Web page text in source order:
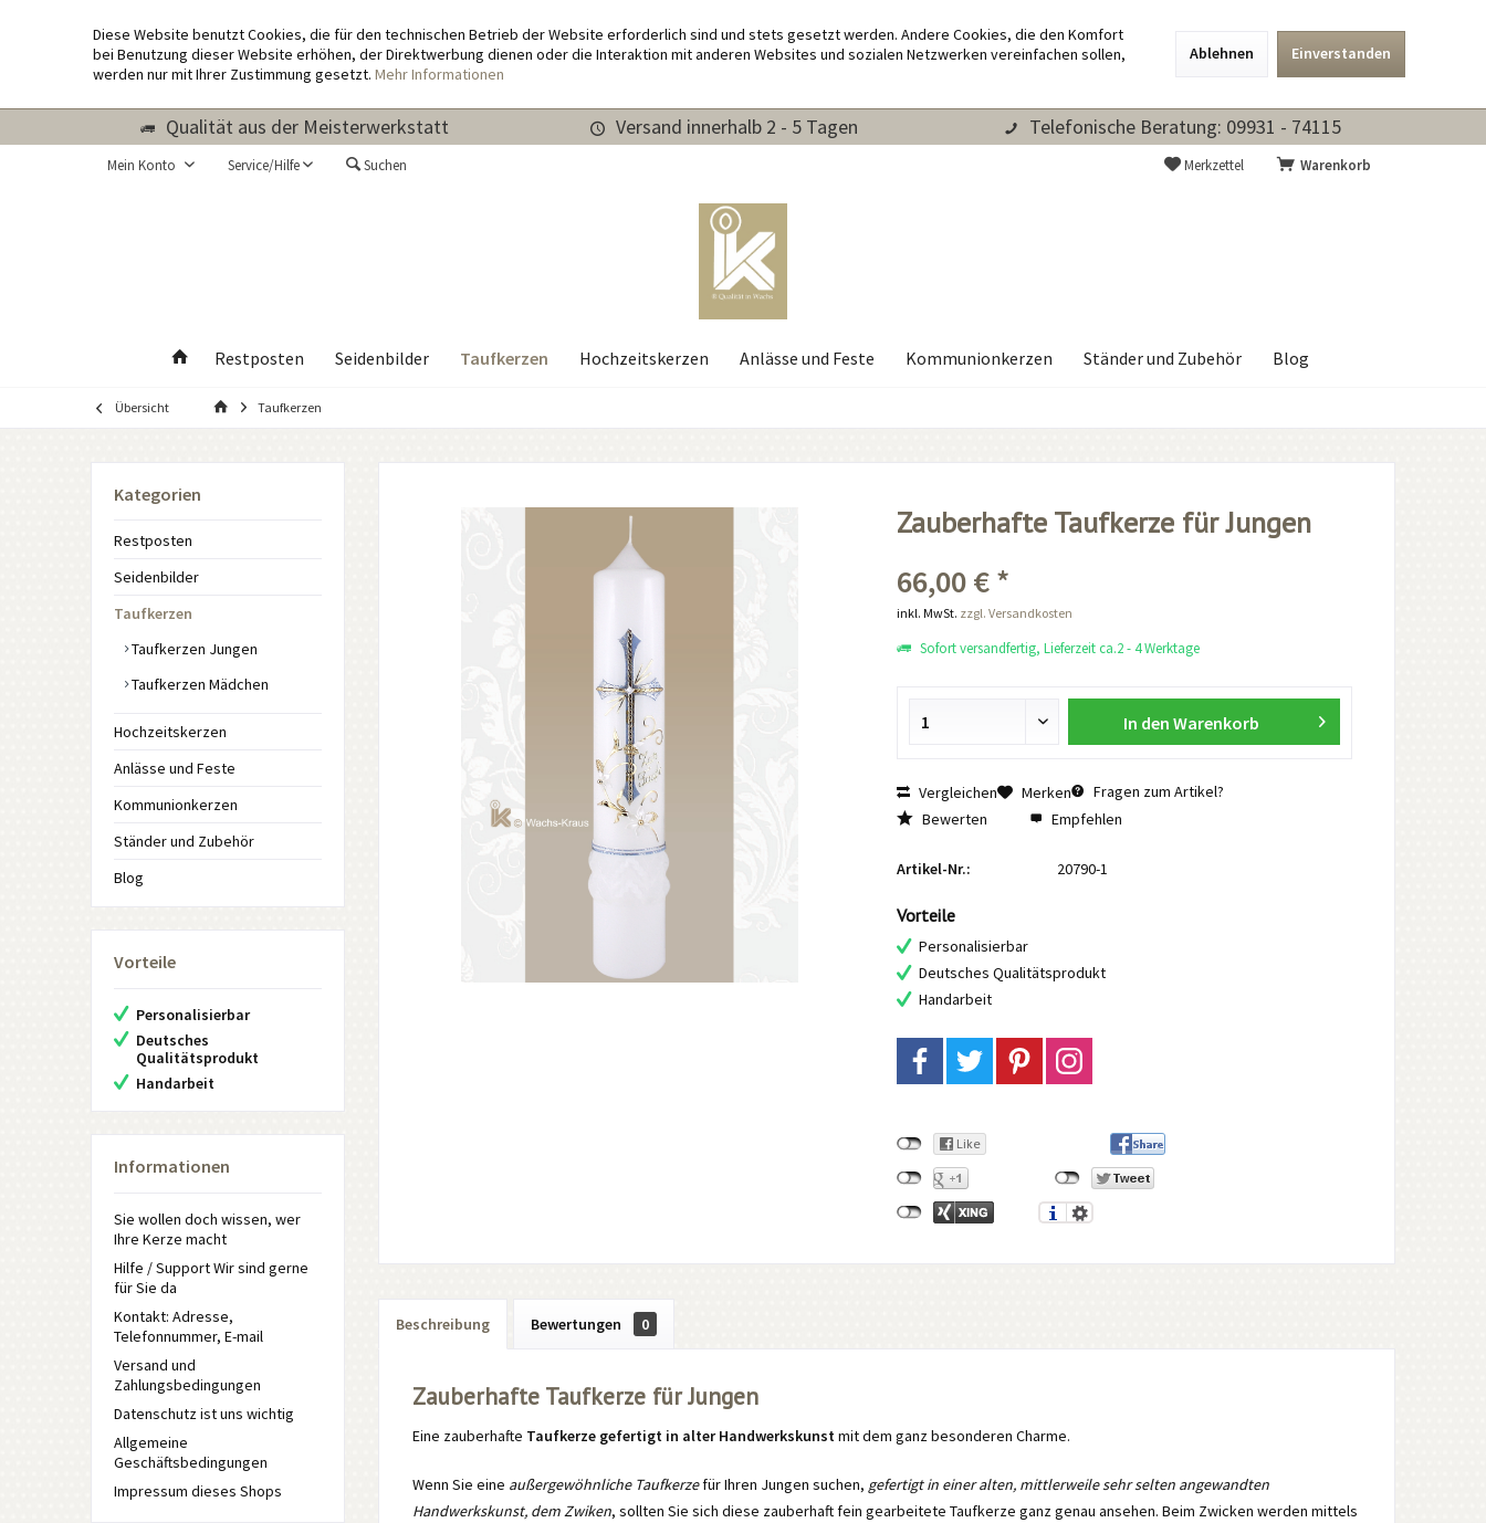
Diese Website benutzt Cookies, die für den technischen Betrieb der Website erforderlich sind und stets gesetzt werden. Andere Cookies, die den Komfort
bei Benutzung dieser Website erhöhen, der Direktwerbung dienen oder die Interaktion mit anderen Websites und sozialen Netzwerken vereinfachen sollen,
werden nur mit Ihrer Zustimmung gesetzt. Mehr Informationen
Ablehnen Einverstanden
Qualität aus der Meisterwerkstatt Versand innerhalb 2 - 5 Tagen Telefonische Beratung: 09931 - 74115
Warenkorb
Merkzettel
Mein Konto Service/Hilfe Suchen
Restposten Seidenbilder Taufkerzen Hochzeitskerzen Anlässe und Feste Kommunionkerzen Ständer und Zubehör Blog
Übersicht Taufkerzen
Kategorien
Restposten
Seidenbilder
Taufkerzen
Taufkerzen Jungen
Taufkerzen Mädchen
Hochzeitskerzen
Anlässe und Feste
Kommunionkerzen
Ständer und Zubehör
Blog
Vorteile
Personalisierbar
Deutsches
Qualitätsprodukt
Handarbeit
Informationen
Sie wollen doch wissen, wer
Ihre Kerze macht
Hilfe / Support Wir sind gerne
für Sie da
Kontakt: Adresse,
Telefonnummer, E-mail
Versand und
Zahlungsbedingungen
Datenschutz ist uns wichtig
Allgemeine
Geschäftsbedingungen
Impressum dieses Shops
Zauberhafte Taufkerze für Jungen
66,00 € *
inkl. MwSt. zzgl. Versandkosten
Sofort versandfertig, Lieferzeit ca.2 - 4 Werktage
In den Warenkorb
Vergleichen Merken
Fragen zum Artikel?
Bewerten
Empfehlen
Artikel-Nr.: 20790-1
Vorteile
Personalisierbar
Deutsches Qualitätsprodukt
Handarbeit
Beschreibung Bewertungen 0
Zauberhafte Taufkerze für Jungen
Eine zauberhafte Taufkerze gefertigt in alter Handwerkskunstmit dem ganz besonderen Charme.
Wenn Sie eine außergewöhnliche Taufkerzefür Ihren Jungen suchen, gefertigt in einer alten, mittlerweile sehr selten angewandten
Handwerkskunst, dem Zwiken, sollten Sie sich diese zauberhaft fein gearbeitete Taufkerze ganz genau ansehen. Beim Zwicken werden mittels